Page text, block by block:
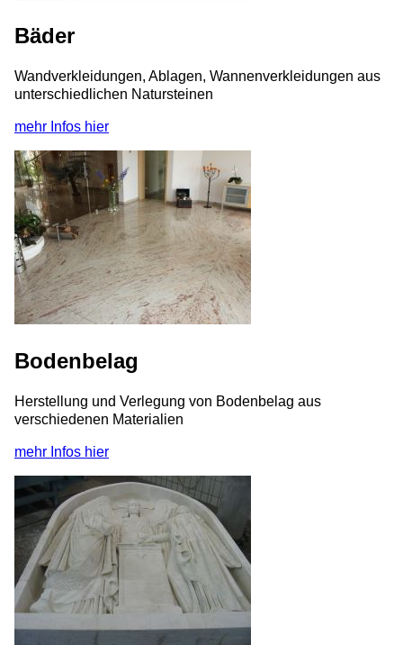
Bäder
Wandverkleidungen, Ablagen, Wannenverkleidungen aus
unterschiedlichen Natursteinen
mehr Infos hier
Bodenbelag
Herstellung und Verlegung von Bodenbelag aus
verschiedenen Materialien
mehr Infos hier